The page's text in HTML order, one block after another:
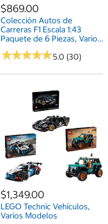
$869.00
Colección Autos de
Carreras F1 Escala 1:43
Paquete de 6 Piezas, Varios
Modelos
★★★★★
★★★★★5.0 (30)
$1,349.00
LEGO Technic Vehículos,
Varios Modelos